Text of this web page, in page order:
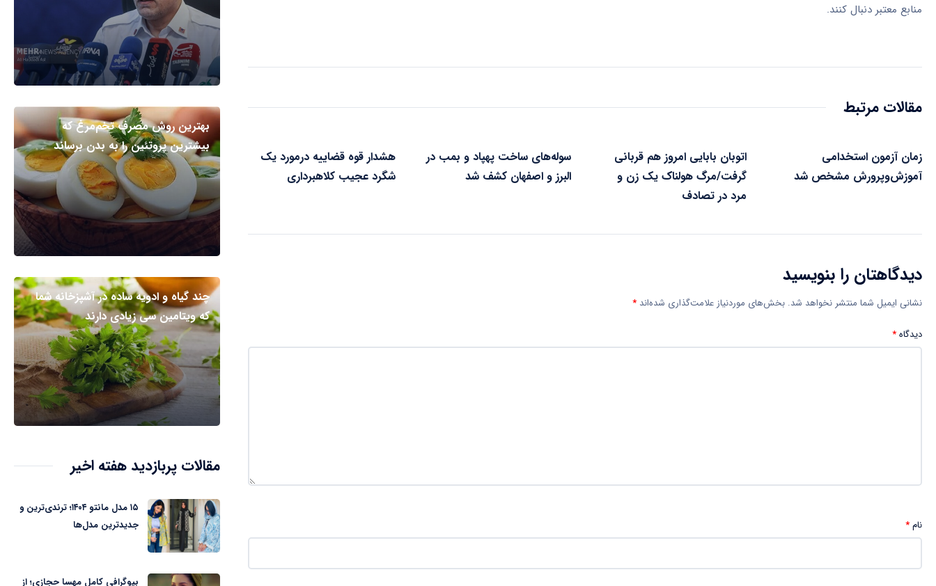
منابع معتبر دنبال کنند.
مقالات مرتبط
زمان آزمون استخدامی
آموزش‌وپرورش مشخص شد
اتوبان بابایی امروز هم قربانی
گرفت/مرگ هولناک یک زن و
مرد در تصادف
سوله‌های ساخت پهپاد و بمب در
البرز و اصفهان کشف شد
هشدار قوه قضاییه درمورد یک
شگرد عجیب کلاهبرداری
دیدگاهتان را بنویسید
نشانی ایمیل شما منتشر نخواهد شد. بخش‌های موردنیاز علامت‌گذاری شده‌اند *
دیدگاه*
نام*
بهترین روش مصرف تخم‌مرغ که
بیشترین پروتئین را به بدن برساند
چند گیاه و ادویه ساده در آشپزخانه شما
که ویتامین سی زیادی دارند
مقالات پربازدید هفته اخیر
۱۵ مدل مانتو ۱۴۰۴؛ ترندی‌ترین و
جدیدترین مدل‌ها
بیوگرافی کامل مهسا حجازی؛ از